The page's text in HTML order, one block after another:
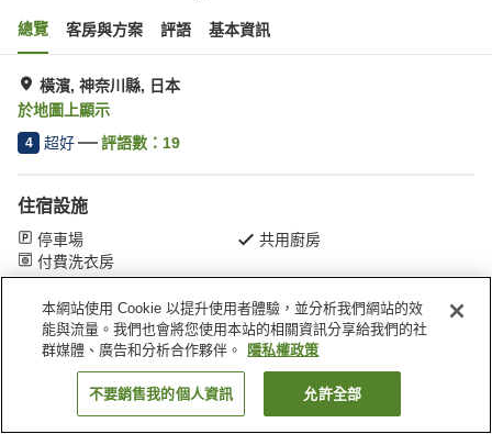
總覽 客房與方案 評語 基本資訊
橫濱, 神奈川縣, 日本
於地圖上顯示
4 超好 評語數： 19
住宿設施
停車場
共用廚房
付費洗衣房
首頁 日本 神奈川縣
橫濱
Yokohama Weekly Mansion Isezakicho
找客房
本網站使用 Cookie 以提升使用者體驗，並分析我們網站的效
能與流量。我們也會將您使用本站的相關資訊分享給我們的社
群媒體、廣告和分析合作夥伴。
隱私權政策
不要銷售我的個人資訊 允許全部